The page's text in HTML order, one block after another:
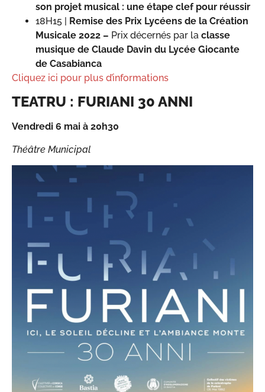
son projet musical : une étape clef pour réussir
18H15 | Remise des Prix Lycéens de la Création
Musicale 2022 – Prix décernés par la classe
musique de Claude Davin du Lycée Giocante
de Casabianca
Cliquez ici pour plus d’informations
TEATRU : FURIANI 30 ANNI
Vendredi 6 mai à 20h30
Théâtre Municipal